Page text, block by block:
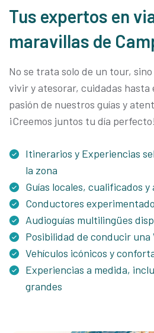
Tus expertos en
maravillas de
No se trata solo de un tour,
vivir y atesorar, cuidadas hasta
pasión de nuestros guías y
¡Creemos juntos tu día perfecto!
Itinerarios y Experiencias
la zona
Guías locales, cualificados y
Conductores
Audioguías multilingües
Posibilidad de conducir una
Vehículos icónicos y
Experiencias a medida,
grandes